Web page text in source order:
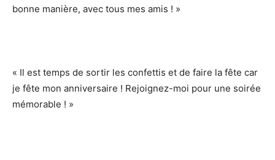
bonne manière, avec tous mes amis ! »
« Il est temps de sortir les confettis et de faire la fête car
je fête mon anniversaire ! Rejoignez-moi pour une soirée
mémorable ! »